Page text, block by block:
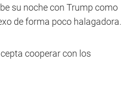
su noche con Trump como
de forma poco halagadora.
cooperar con los